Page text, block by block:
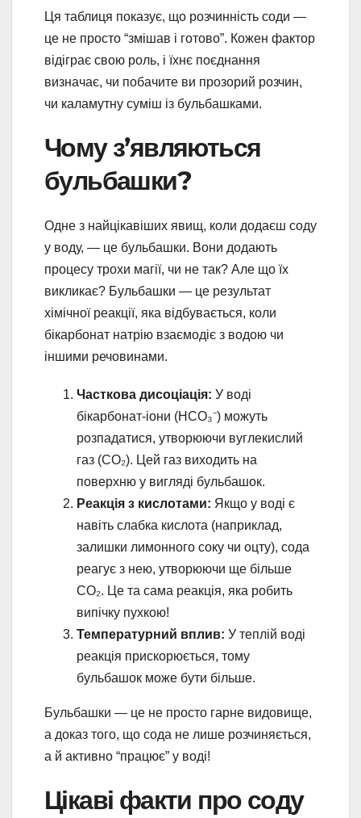
Ця таблиця показує, що розчинність соди —
це не просто “змішав і готово”. Кожен фактор
відіграє свою роль, і їхнє поєднання
визначає, чи побачите ви прозорий розчин,
чи каламутну суміш із бульбашками.
Чому з’являються
бульбашки?
Одне з найцікавіших явищ, коли додаєш соду
у воду, — це бульбашки. Вони додають
процесу трохи магії, чи не так? Але що їх
викликає? Бульбашки — це результат
хімічної реакції, яка відбувається, коли
бікарбонат натрію взаємодіє з водою чи
іншими речовинами.
Часткова дисоціація: У воді
бікарбонат-іони (HCO₃⁻) можуть
розпадатися, утворюючи вуглекислий
газ (CO₂). Цей газ виходить на
поверхню у вигляді бульбашок.
Реакція з кислотами: Якщо у воді є
навіть слабка кислота (наприклад,
залишки лимонного соку чи оцту), сода
реагує з нею, утворюючи ще більше
CO₂. Це та сама реакція, яка робить
випічку пухкою!
Температурний вплив: У теплій воді
реакція прискорюється, тому
бульбашок може бути більше.
Бульбашки — це не просто гарне видовище,
а доказ того, що сода не лише розчиняється,
а й активно “працює” у воді!
Цікаві факти про соду